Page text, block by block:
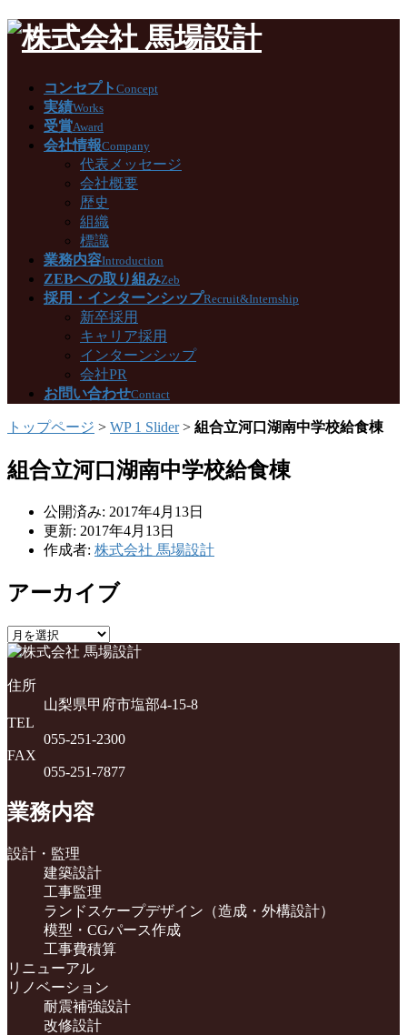
コンセプト Concept
実績Works
受賞Award
会社情報Company
代表メッセージ
会社概要
歴史
組織
標識
業務内容Introduction
ZEBへの取り組みZeb
採用・インターンシップRecruit&Internship
新卒採用
キャリア採用
インターンシップ
会社PR
お問い合わせContact
トップページ > WP 1 Slider> 組合立河口湖南中学校給食棟
組合立河口湖南中学校給食棟
公開済み: 2017年4月13日
更新: 2017年4月13日
作成者: 株式会社 馬場設計
アーカイブ
ア
ー
イ
住所
山梨県甲府市塩部4-15-8
TEL
055-251-2300
FAX
055-251-7877
業務内容
設計・監理
建築設計
工事監理
ランドスケープデザイン（造成・外構設計）
模型・CGパース作成
工事費積算
リニューアル
リノベーション
耐震補強設計
改修設計